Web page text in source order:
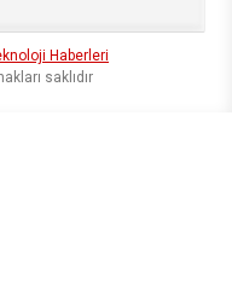
Haberleri
saklıdır